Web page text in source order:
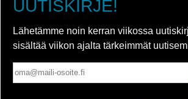
UUTISKIRJE!
Lähetämme noin kerran viikossa
sisältää viikon ajalta tärkeimmät